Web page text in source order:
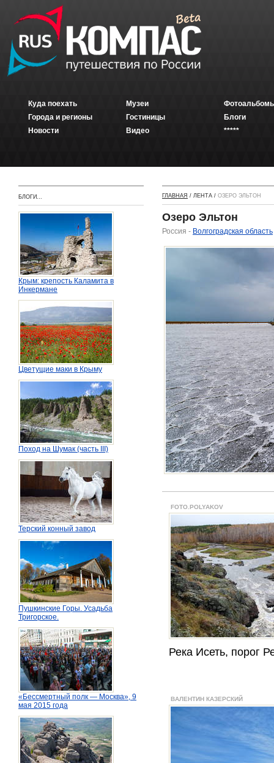
Куда поехать
Города и регионы
Новости
Музеи
Гостиницы
Видео
Блоги
*****
БЛОГИ...
Крым: крепость Каламита в
Инкермане
Цветущие маки в Крыму
Поход на Шумак (часть III)
Терский конный завод
Пушкинские Горы. Усадьба
Тригорское.
«Бессмертный полк — Москва», 9
мая 2015 года
ГЛАВНАЯ / ЛЕНТА / ОЗЕРО ЭЛЬТОН
Озеро Эльтон
Россия - Волгоградская область
FOTO.POLYAKOV
Река Исеть, порог
ВАЛЕНТИН КАЗЕРСКИЙ